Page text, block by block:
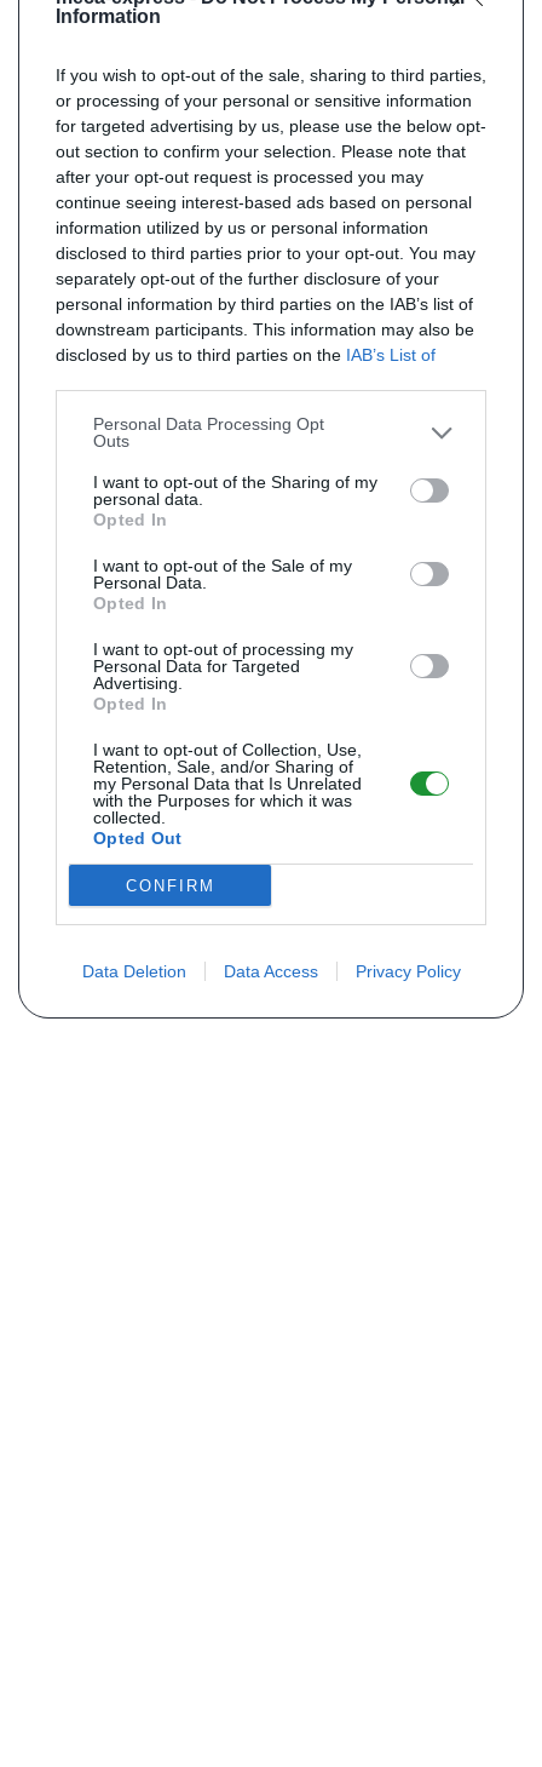
Information
If you wish to opt-out of the sale, sharing to third parties,
or processing of your personal or sensitive information
for targeted advertising by us, please use the below opt-
out section to confirm your selection. Please note that
after your opt-out request is processed you may
continue seeing interest-based ads based on personal
information utilized by us or personal information
disclosed to third parties prior to your opt-out. You may
separately opt-out of the further disclosure of your
personal information by third parties on the IAB’s list of
downstream participants. This information may also be
disclosed by us to third parties on the IAB’s List of
Personal Data Processing Opt
Outs
I want to opt-out of the Sharing of my
personal data.
Opted In
I want to opt-out of the Sale of my
Personal Data.
Opted In
I want to opt-out of processing my
Personal Data for Targeted
Advertising.
Opted In
I want to opt-out of Collection, Use,
Retention, Sale, and/or Sharing of
my Personal Data that Is Unrelated
with the Purposes for which it was
collected.
Opted Out
CONFIRM
Data Deletion Data Access Privacy Policy